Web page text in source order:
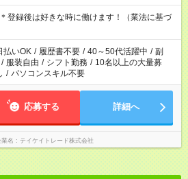
登録後は好きな時に働けます！（業法に基づ
払いOK / 履歴書不要 / 40～50代活躍中 / 副
/ 服装自由 / シフト勤務 / 10名以上の大量募
/ パソコンスキル不要
応募する 詳細へ
名 テイケイトレード株式会社